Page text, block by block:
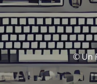
© Un